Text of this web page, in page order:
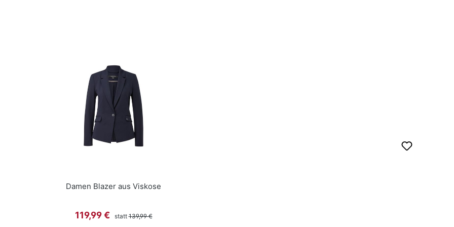
Damen Blazer aus Viskose
Verkaufspreis:
119,99 € stattRegulärer Preis:
139,99 €